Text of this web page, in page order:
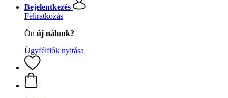
Bejelentkezés
Feliratkozás
Ön új nálunk?
Ügyfélfiók nyitása